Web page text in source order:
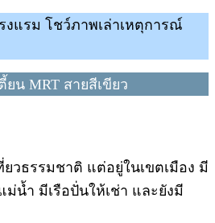
งแรม โชว์ภาพเล่าเหตุการณ์
น MRT สายสีเขียว
วธรรมชาติ แต่อยู่ในเขตเมือง มี
น้ำ มีเรือปั่นให้เช่า และยังมี